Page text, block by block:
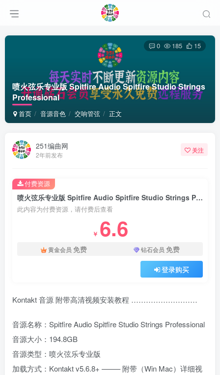
喷火弦乐专业版 Spitfire Audio Spitfire Studio Strings
Professional
首页 音源音色 交响管弦 正文
0 185 15
251编曲网
2年前发布
关注
喷火弦乐专业版 Spitfire Audio Spitfire Studio Strings Professional
此内容为付费资源，请付费后查看
￥ 6.6
黄金会员 免费 钻石会员 免费
登录购买
付费资源
Kontakt 音源 附带高清视频安装教程 ………………………
音源名称：Spitfire Audio Spitfire Studio Strings Professional
音源大小：194.8GB
音源类型：喷火弦乐专业版
加载方式：Kontakt v5.6.8+ ——– 附带（Win Mac）详细视